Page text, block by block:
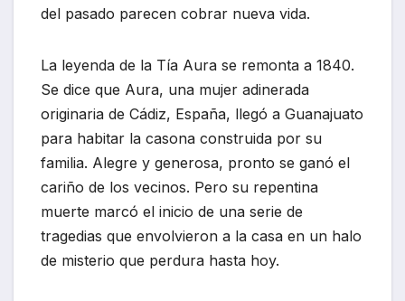
del pasado parecen cobrar nueva vida.
La leyenda de la Tía Aura se remonta a 1840.
Se dice que Aura, una mujer adinerada
originaria de Cádiz, España, llegó a Guanajuato
para habitar la casona construida por su
familia. Alegre y generosa, pronto se ganó el
cariño de los vecinos. Pero su repentina
muerte marcó el inicio de una serie de
tragedias que envolvieron a la casa en un halo
de misterio que perdura hasta hoy.